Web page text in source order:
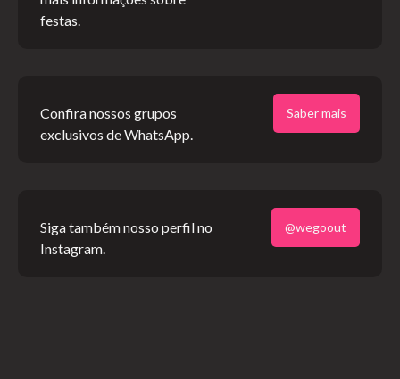
festas.
Confira nossos grupos
exclusivos de WhatsApp.
Saber mais
Siga também nosso perfil no
Instagram.
@wegoout